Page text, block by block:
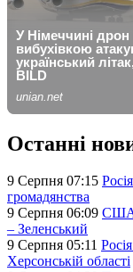
Останні
9 Серпня 07:15
громадянства
9 Серпня 06:09 США
– Зеленський
9 Серпня 05:11
Херсонській області